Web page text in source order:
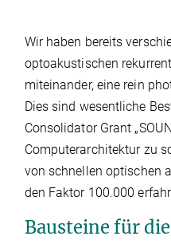
Wir haben bereits
optoakustischen
miteinander, eine rein
Dies sind wesentliche
Consolidator Grant
Computerarchitektur zu
von schnellen optischen
den Faktor 100.000
Bausteine für